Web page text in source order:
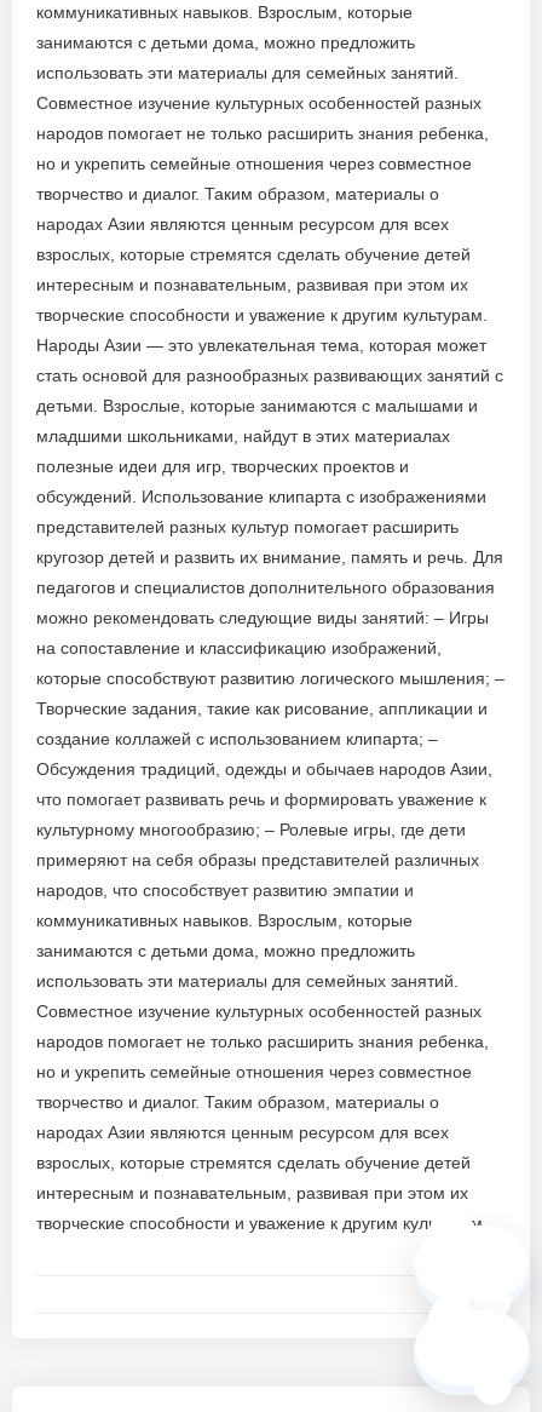
коммуникативных навыков. Взрослым, которые
занимаются с детьми дома, можно предложить
использовать эти материалы для семейных занятий.
Совместное изучение культурных особенностей разных
народов помогает не только расширить знания ребенка,
но и укрепить семейные отношения через совместное
творчество и диалог. Таким образом, материалы о
народах Азии являются ценным ресурсом для всех
взрослых, которые стремятся сделать обучение детей
интересным и познавательным, развивая при этом их
творческие способности и уважение к другим культурам.
Народы Азии — это увлекательная тема, которая может
стать основой для разнообразных развивающих занятий с
детьми. Взрослые, которые занимаются с малышами и
младшими школьниками, найдут в этих материалах
полезные идеи для игр, творческих проектов и
обсуждений. Использование клипарта с изображениями
представителей разных культур помогает расширить
кругозор детей и развить их внимание, память и речь. Для
педагогов и специалистов дополнительного образования
можно рекомендовать следующие виды занятий: – Игры
на сопоставление и классификацию изображений,
которые способствуют развитию логического мышления; –
Творческие задания, такие как рисование, аппликации и
создание коллажей с использованием клипарта; –
Обсуждения традиций, одежды и обычаев народов Азии,
что помогает развивать речь и формировать уважение к
культурному многообразию; – Ролевые игры, где дети
примеряют на себя образы представителей различных
народов, что способствует развитию эмпатии и
коммуникативных навыков. Взрослым, которые
занимаются с детьми дома, можно предложить
использовать эти материалы для семейных занятий.
Совместное изучение культурных особенностей разных
народов помогает не только расширить знания ребенка,
но и укрепить семейные отношения через совместное
творчество и диалог. Таким образом, материалы о
народах Азии являются ценным ресурсом для всех
взрослых, которые стремятся сделать обучение детей
интересным и познавательным, развивая при этом их
творческие способности и уважение к другим культурам.